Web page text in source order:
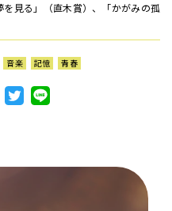
見る」（直木賞）、「かがみの孤
音楽 記憶 青春